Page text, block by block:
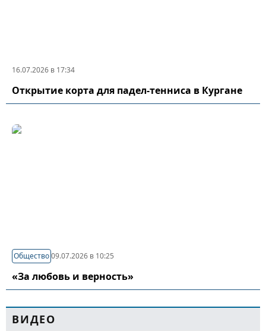
16.07.2026 в 17:34
Открытие корта для падел-тенниса в Кургане
Общество09.07.2026 в 10:25
«За любовь и верность»
ВИДЕО